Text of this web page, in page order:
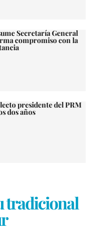
Secretaría General
compromiso con la
presidente del PRM
dos años
tradicional